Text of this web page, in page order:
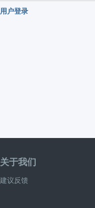
用户登录
关于我们
建议反馈